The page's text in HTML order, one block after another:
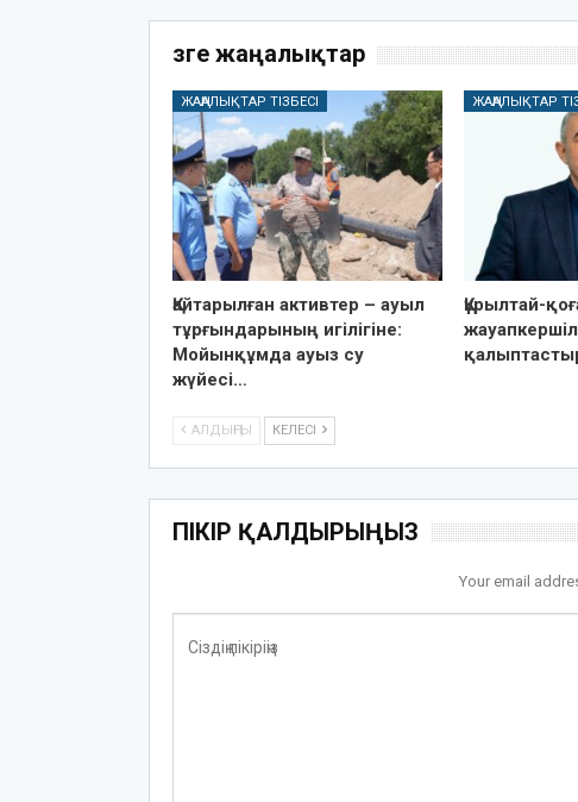
Өзге жаңалықтар
ЖАҢАЛЫҚТАР ТІЗБЕСІ
Қайтарылған активтер – ауыл
тұрғындарының игілігіне:
Мойынқұмда ауыз су
жүйесі…
ЖАҢАЛЫҚТАР
Құрылтай-
АЛДЫҢҒЫ КЕЛЕСІ
ПІКІР ҚАЛДЫРЫҢЫЗ
Your email